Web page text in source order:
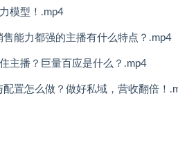
模型！.mp4
能力都强的主播有什么特点？.mp4
主播？巨量百应是什么？.mp4
置怎么做？做好私域，营收翻倍！